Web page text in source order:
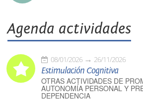
Agenda actividades
08/01/2026 26/11/2026
Estimulación Cognitiva
OTRAS ACTIVIDADES DE
AUTONOMÍA PERSONAL Y
DEPENDENCIA